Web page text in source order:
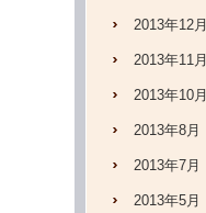
2013年12月
2013年11月
2013年10月
2013年8月
2013年7月
2013年5月